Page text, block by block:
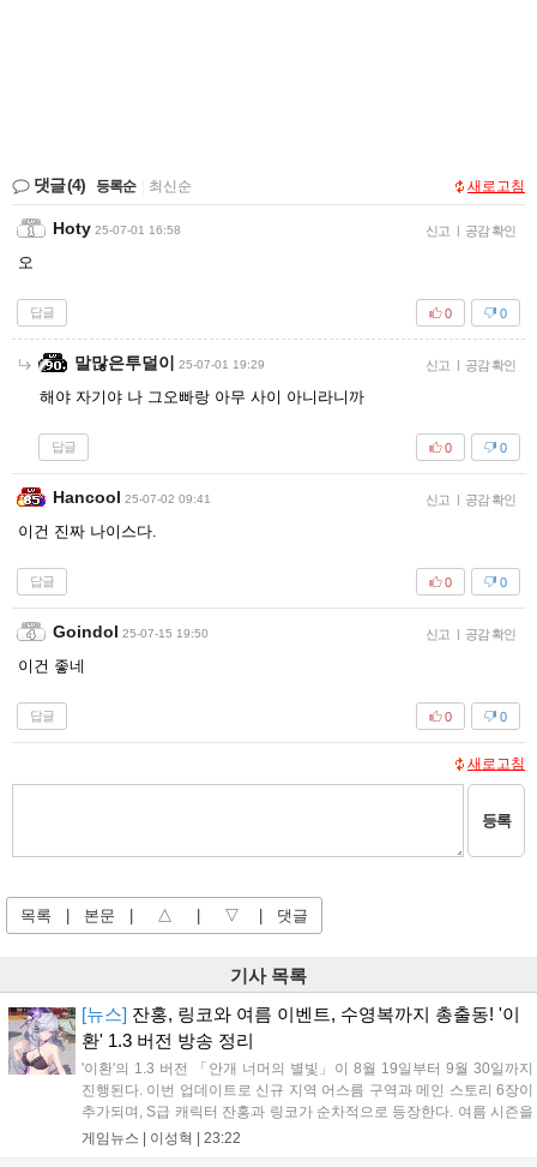
댓글(4) 등록순 최신순 새로고침
Hoty 25-07-01 16:58 신고 공감 확인
오
답글 0
0
말많은투덜이 25-07-01 19:29 신고 공감 확인
해야 자기야 나 그오빠랑 아무 사이 아니라니까
답글 0
0
Hancool 25-07-02 09:41 신고 공감 확인
이건 진짜 나이스다.
답글 0
0
Goindol 25-07-15 19:50 신고 공감 확인
이건 좋네
답글 0
0
새로고침
등록
목록 본문 △ ▽ 댓글
기사 목록
[뉴스] 잔홍, 링코와 여름 이벤트, 수영복까지 총출동! '이
환' 1.3 버전 방송 정리
'이환'의 1.3 버전 「안개 너머의 별빛」이 8월 19일부터 9월 30일까지
진행된다. 이번 업데이트로 신규 지역 어스름 구역과 메인 스토리 6장이
추가되며, S급 캐릭터 잔홍과 링코가 순차적으로 등장한다. 여름 시즌을
맞아 비치발리볼, 수상 오토바이 등 다채로운 이벤트가 열리고, 캐릭터
게임뉴스 | 이성혁 23:22